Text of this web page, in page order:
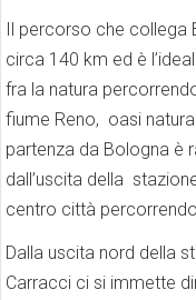
Il percorso che collega
circa 140 km ed è
fra la natura
fiume Reno, oasi
partenza da Bologna è
dall’uscita della
centro città
Dalla uscita nord della
Carracci ci si immette